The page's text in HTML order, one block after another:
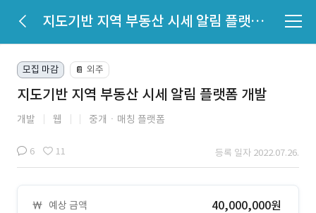
지도기반 지역 부동산 시세 알림 플랫폼 개발
모집 마감 📔 외주
지도기반 지역 부동산 시세 알림 플랫폼 개발
개발 웹 중개ㆍ매칭 플랫폼
6 11 등록 일자 2022.07.26.
예상 금액 40,000,000원